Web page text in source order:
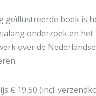
geïllustreerde boek is
onderzoek en het
over de
€ 19,50 (incl.